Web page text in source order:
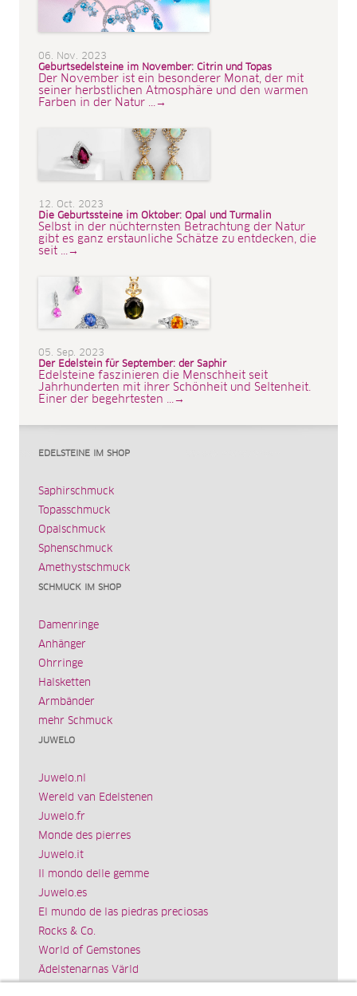
06. Nov. 2023
Geburtsedelsteine im November: Citrin und Topas
Der November ist ein besonderer Monat, der mit
seiner herbstlichen Atmosphäre und den warmen
Farben in der Natur ...→
12. Oct. 2023
Die Geburtssteine im Oktober: Opal und Turmalin
Selbst in der nüchternsten Betrachtung der Natur
gibt es ganz erstaunliche Schätze zu entdecken, die
seit ...→
05. Sep. 2023
Der Edelstein für September: der Saphir
Edelsteine faszinieren die Menschheit seit
Jahrhunderten mit ihrer Schönheit und Seltenheit.
Einer der begehrtesten ...→
EDELSTEINE IM SHOP
Saphirschmuck
Topasschmuck
Opalschmuck
Sphenschmuck
Amethystschmuck
SCHMUCK IM SHOP
Damenringe
Anhänger
Ohrringe
Halsketten
Armbänder
mehr Schmuck
JUWELO
Juwelo.nl
Wereld van Edelstenen
Juwelo.fr
Monde des pierres
Juwelo.it
Il mondo delle gemme
Juwelo.es
El mundo de las piedras preciosas
Rocks & Co.
World of Gemstones
Ädelstenarnas Värld